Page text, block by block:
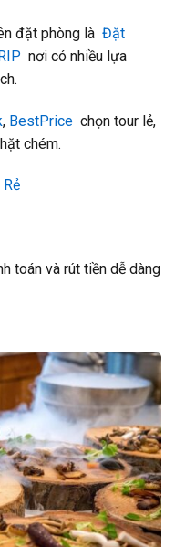
đặt phòng làĐặt
nơi có nhiều lựa
, BestPrice chọn tour lẻ,
chém.
toán và rút tiền dễ dàng